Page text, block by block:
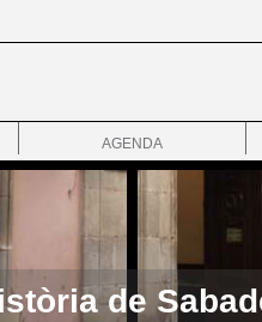
AGENDA
de